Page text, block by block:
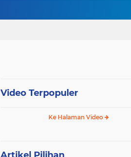
Video Terpopuler
Ke Halaman Video